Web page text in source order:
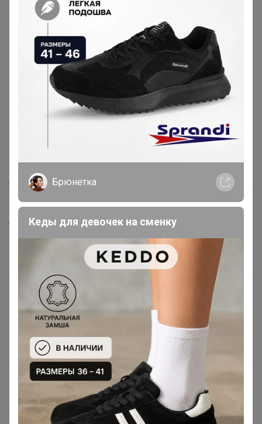
Реклама
Как здесь все устроено?
Как получить?
Доставка
Шоурумы
Торговые марки
Подарочные сертификаты
Реклама на сайте
Поставщикам
Вакансии
support@24-ok.ru
Написать в поддержку
Защита покупателя
Брюнетка
Кеды для девочек на сменку